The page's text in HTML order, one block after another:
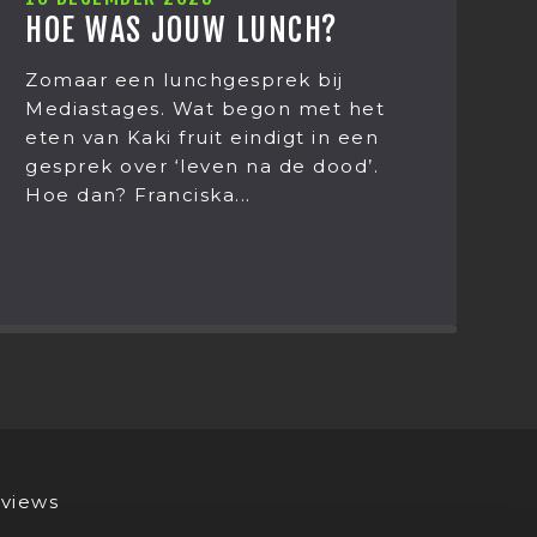
HOE WAS JOUW LUNCH?
Zomaar een lunchgesprek bij
Mediastages. Wat begon met het
eten van Kaki fruit eindigt in een
gesprek over ‘leven na de dood’.
Hoe dan? Franciska...